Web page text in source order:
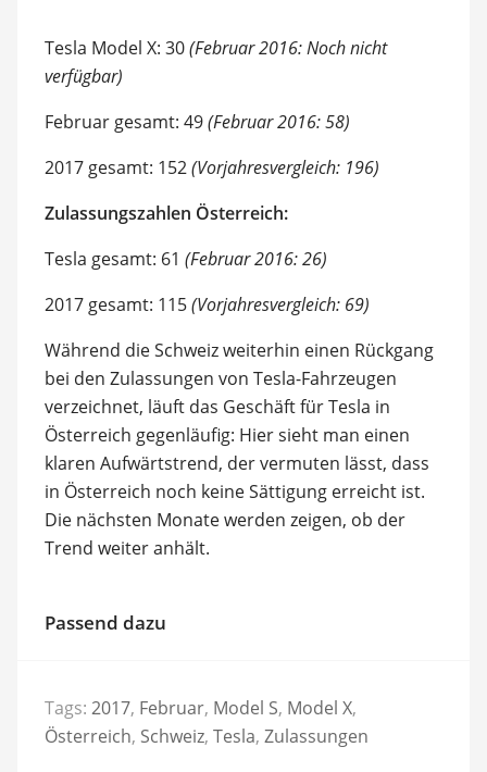
Tesla Model X: 30(Februar 2016: Noch nicht
verfügbar)
Februar gesamt: 49(Februar 2016: 58)
2017 gesamt: 152(Vorjahresvergleich: 196)
Zulassungszahlen Österreich:
Tesla gesamt: 61 (Februar 2016: 26)
2017 gesamt: 115(Vorjahresvergleich: 69)
Während die Schweiz weiterhin einen Rückgang
bei den Zulassungen von Tesla-Fahrzeugen
verzeichnet, läuft das Geschäft für Tesla in
Österreich gegenläufig: Hier sieht man einen
klaren Aufwärtstrend, der vermuten lässt, dass
in Österreich noch keine Sättigung erreicht ist.
Die nächsten Monate werden zeigen, ob der
Trend weiter anhält.
Passend dazu
Tags: 2017, Februar, Model S, Model X,
Österreich, Schweiz, Tesla, Zulassungen